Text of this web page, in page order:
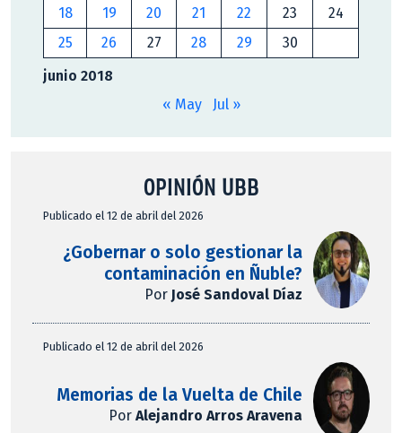
junio 2018
18
19 20 21 22 23
24
25
26 27 28 29 30
« May Jul »
OPINIÓN UBB
Publicado el 12 de abril del 2026
¿Gobernar o solo gestionar la
contaminación en Ñuble?
Por José Sandoval Díaz
Publicado el 12 de abril del 2026
Memorias de la Vuelta de Chile
PorAlejandro Arros Aravena